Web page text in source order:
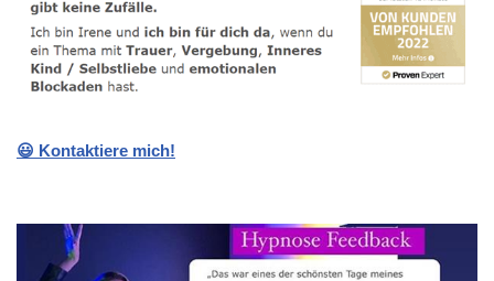
😃 Kontaktiere mich!